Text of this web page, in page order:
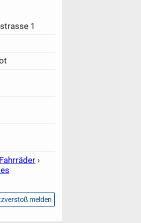
1
Fahrräder ›
melden